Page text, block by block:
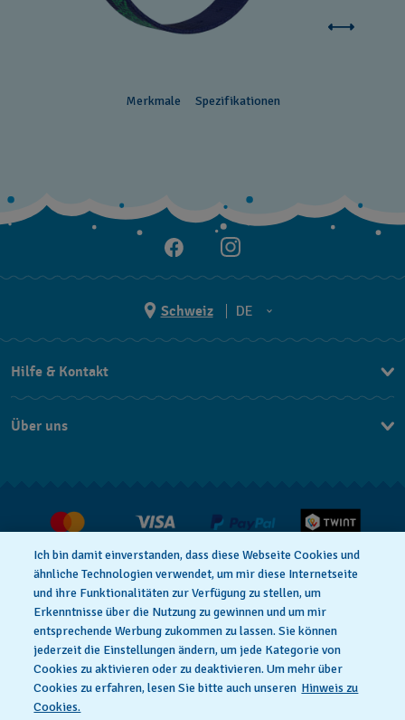
Merkmale Spezifikationen
Schweiz
DE
EN
Hilfe & Kontakt
Verkaufs- und Lieferbedingungen
Vertrag widerrufen
Über uns
Datenschutzerklärung Cookies Hinweis
Nutzungsbedingungen
Ich bin damit einverstanden, dass diese Webseite Cookies und
ähnliche Technologien verwendet, um mir diese Internetseite
und ihre Funktionalitäten zur Verfügung zu stellen, um
Erkenntnisse über die Nutzung zu gewinnen und um mir
entsprechende Werbung zukommen zu lassen. Sie können
jederzeit die Einstellungen ändern, um jede Kategorie von
Cookies zu aktivieren oder zu deaktivieren. Um mehr über
Cookies zu erfahren, lesen Sie bitte auch unseren Hinweis zu
Cookies.